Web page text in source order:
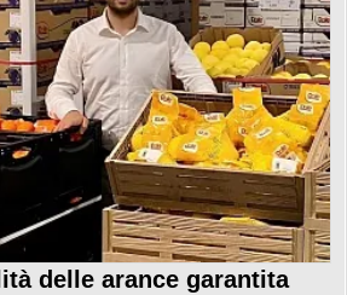
delle arance garantita